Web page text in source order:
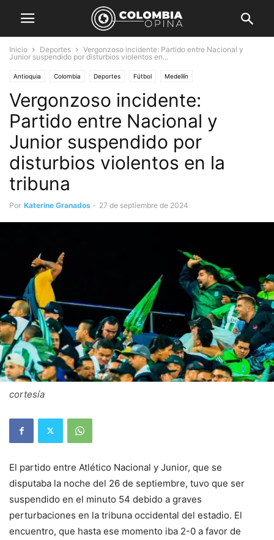
Inicio Deportes
Vergonzoso incidente: Partido entre Nacional y
Junior suspendido por disturbios violentos en...
Antioquia Colombia Deportes Fútbol Medellín
Vergonzoso incidente:
Partido entre Nacional y
Junior suspendido por
disturbios violentos en la
tribuna
Por Katerine Granados - 27 de septiembre de 2024
cortesía
El partido entre Atlético Nacional y Junior, que se
disputaba la noche del 26 de septiembre, tuvo que ser
suspendido en el minuto 54 debido a graves
perturbaciones en la tribuna occidental del estadio. El
encuentro, que hasta ese momento iba 2-0 a favor de